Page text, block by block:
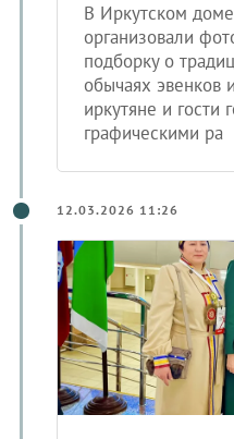
В Иркутском
организовали
подборку о
обычаях эвенков
иркутяне и гости
графическими ра
12.03.2026 11:26